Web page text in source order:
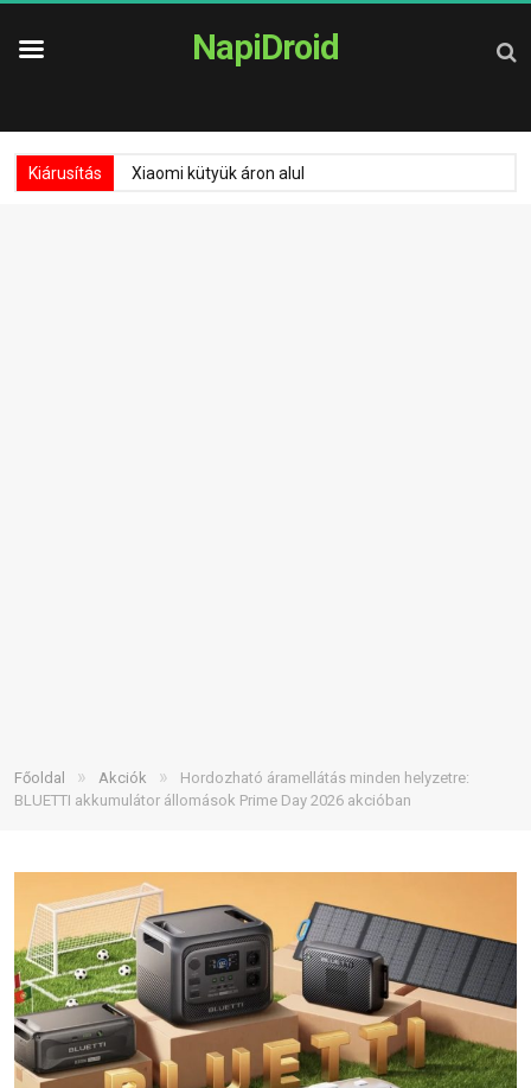
NapiDroid
Kiárusítás Xiaomi kütyük áron alul
Főoldal » Akciók »
Hordozható áramellátás minden helyzetre:
BLUETTI akkumulátor állomások Prime Day 2026 akcióban